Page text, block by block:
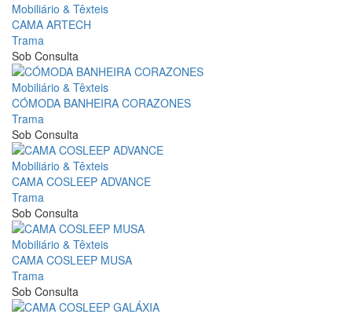
Mobiliário & Têxteis
CAMA ARTECH
Trama
Sob Consulta
Mobiliário & Têxteis
CÓMODA BANHEIRA CORAZONES
Trama
Sob Consulta
Mobiliário & Têxteis
CAMA COSLEEP ADVANCE
Trama
Sob Consulta
Mobiliário & Têxteis
CAMA COSLEEP MUSA
Trama
Sob Consulta